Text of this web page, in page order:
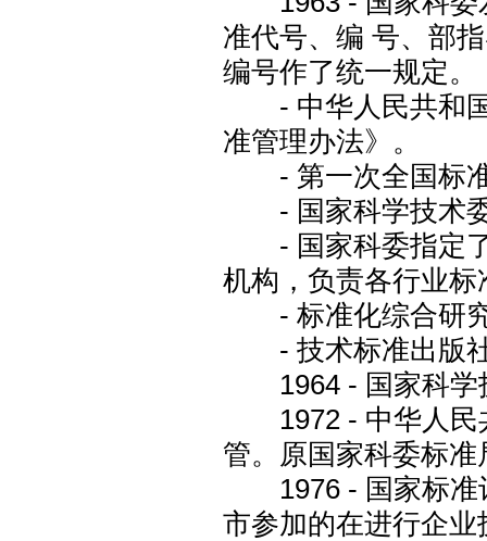
准代号、编 号、部
编号作了统一规定。
- 中华人民共和国
准管理办法》。
- 第一次全国标准
- 国家科学技术委
- 国家科委指定了
机构，负责各行业
- 标准化综合研
- 技术标准出版
1964 - 国家科学
1972 - 中华人民
管。原国家科委标准
1976 - 国家标准
市参加的在进行企